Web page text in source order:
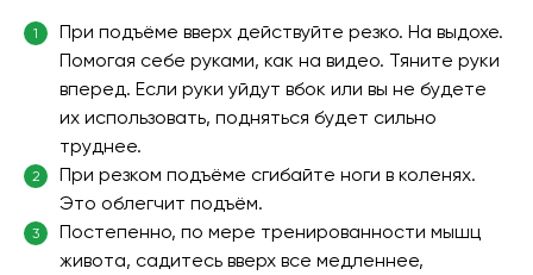
1
При подъёме вверх действуйте резко. На выдохе.
Помогая себе руками, как на видео. Тяните руки
вперед. Если руки уйдут вбок или вы не будете
их использовать, подняться будет сильно
труднее.
2
При резком подъёме сгибайте ноги в коленях.
Это облегчит подъём.
3
Постепенно, по мере тренированности мышц
живота, садитесь вверх все медленнее,